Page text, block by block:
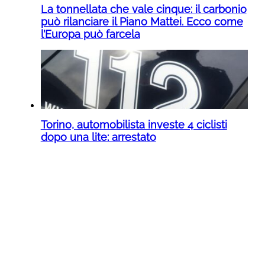
La tonnellata che vale cinque: il carbonio
può rilanciare il Piano Mattei. Ecco come
l’Europa può farcela
Torino, automobilista investe 4 ciclisti
dopo una lite: arrestato